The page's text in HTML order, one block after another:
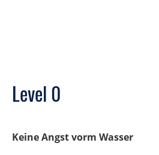
Level 0
Keine Angst vorm Wasser